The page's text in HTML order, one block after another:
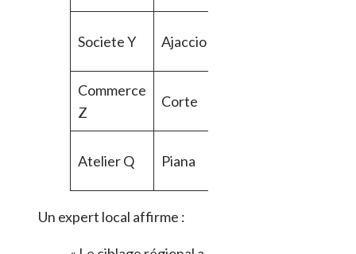
Societe Y Ajaccio
Commerce
Z
Corte
Atelier Q Piana
Un expert local affirme :